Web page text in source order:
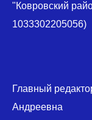
"Ковровский
1033302205056)
Главный
Андреевна